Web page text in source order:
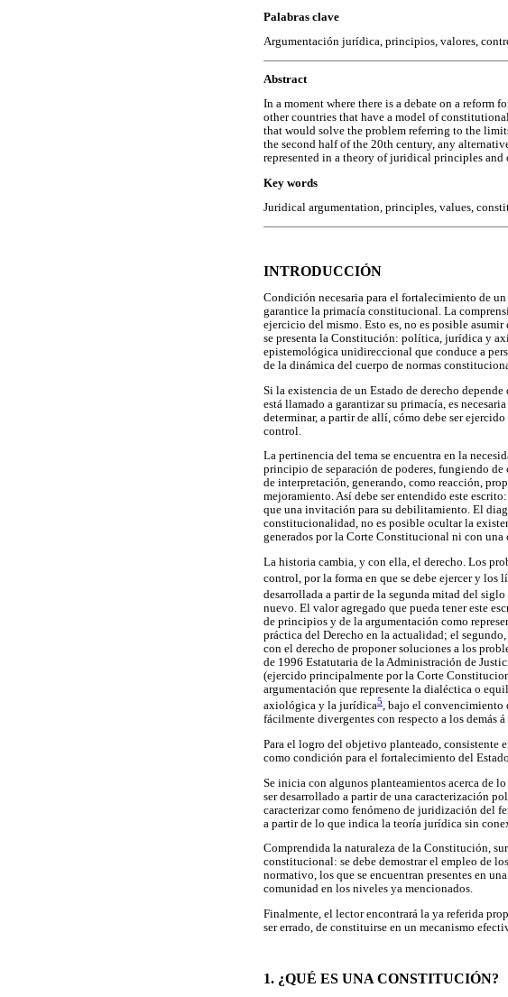
Palabras clave
Argumentación jurídica, principios, valores,
Abstract
In a moment where there is a debate on a reform
other countries that have a model of
that would solve the problem referring to the
the second half of the 20th century, any
represented in a theory of juridical principles
Key words
Juridical argumentation, principles, values,
INTRODUCCIÓN
Condición necesaria para el fortalecimiento de
garantice la primacía constitucional. La
ejercicio del mismo. Esto es, no es posible
se presenta la Constitución: política, jurídica y
epistemológica unidireccional que conduce a
de la dinámica del cuerpo de normas
Si la existencia de un Estado de derecho
está llamado a garantizar su primacía, es
determinar, a partir de allí, cómo debe ser
control.
La pertinencia del tema se encuentra en la
principio de separación de poderes, fungiendo
de interpretación, generando, como reacción,
mejoramiento. Así debe ser entendido este
que una invitación para su debilitamiento. El
constitucionalidad, no es posible ocultar la
generados por la Corte Constitucional ni con
La historia cambia, y con ella, el derecho. Los
control, por la forma en que se debe ejercer y
desarrollada a partir de la segunda mitad del
nuevo. El valor agregado que pueda tener este
de principios y de la argumentación como
práctica del Derecho en la actualidad; el
con el derecho de proponer soluciones a los
de 1996 Estatutaria de la Administración de
(ejercido principalmente por la Corte
argumentación que represente la dialéctica o
axiológica y la jurídica5, bajo el convencimiento
fácilmente divergentes con respecto a los demás
Para el logro del objetivo planteado, consistente
como condición para el fortalecimiento del
Se inicia con algunos planteamientos acerca de
ser desarrollado a partir de una caracterización
caracterizar como fenómeno de juridización del
a partir de lo que indica la teoría jurídica sin
Comprendida la naturaleza de la Constitución,
constitucional: se debe demostrar el empleo de
normativo, los que se encuentran presentes en
comunidad en los niveles ya mencionados.
Finalmente, el lector encontrará la ya referida
ser errado, de constituirse en un mecanismo
1. ¿QUÉ ES UNA CONSTITUCIÓN?